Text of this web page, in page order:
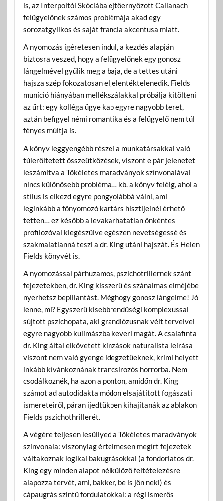
is, az Interpoltól Skóciába ejtőernyőzott Callanach
felügyelőnek számos problémája akad egy
sorozatgyilkos és saját francia akcentusa miatt.
A nyomozás ígéretesen indul, a kezdés alapján
biztosra veszed, hogy a felügyelőnek egy gonosz
lángelmével gyűlik meg a baja, de a tettes utáni
hajsza szép fokozatosan eljelentéktelenedik. Fields
muníció hiányában mellékszálakkal próbálja kitölteni
az űrt: egy kolléga ügye kap egyre nagyobb teret,
aztán befigyel némi romantika és a felügyelő nem túl
fényes múltja is.
A könyv leggyengébb részei a munkatársakkal való
túlerőltetett összeütközések, viszont e pár jelenetet
leszámítva a Tökéletes maradványok színvonalával
nincs különösebb probléma… kb. a könyv feléig, ahol a
stílus is elkezd egyre pongyolábbá válni, ami
leginkább a főnyomozó kartárs hisztijeinél érhető
tetten… ez később a levakarhatatlan önkéntes
profilozóval kiegészülve egészen nevetségessé és
szakmaiatlanná teszi a dr. King utáni hajszát. És Helen
Fields könyvét is.
A nyomozással párhuzamos, pszichotrillernek szánt
fejezetekben, dr. King kisszerű és szánalmas elméjébe
nyerhetsz bepillantást. Méghogy gonosz lángelme! Jó
lenne, mi? Egyszerű kisebbrendűségi komplexussal
sújtott pszichopata, aki grandiózusnak vélt terveivel
egyre nagyobb kulimászba keveri magát. A csalafinta
dr. King által elkövetett kínzások naturalista leírása
viszont nem való gyenge idegzetűeknek, krimi helyett
inkább kívánkoznának trancsírozós horrorba. Nem
csodálkoznék, ha azon a ponton, amidőn dr. King
számot ad autodidakta módon elsajátított fogászati
ismereteiről, páran ijedtükben kihajítanák az ablakon
Fields pszichothrillerét.
A végére teljesen lesüllyed a Tökéletes maradványok
színvonala: viszonylag értelmesen megírt fejezetek
váltakoznak logikai bakugrásokkal (a fondorlatos dr.
King egy minden alapot nélkülöző feltételezésre
alapozza tervét, ami, bakker, be is jön neki) és
cápaugrás szintű fordulatokkal: a régi ismerős